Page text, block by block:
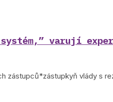
varují
zástupců*zástupkyň vlády s